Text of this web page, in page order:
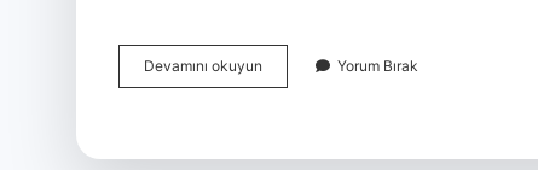
Devamını okuyun Ukraynaca
Ve
Yorum Bırak